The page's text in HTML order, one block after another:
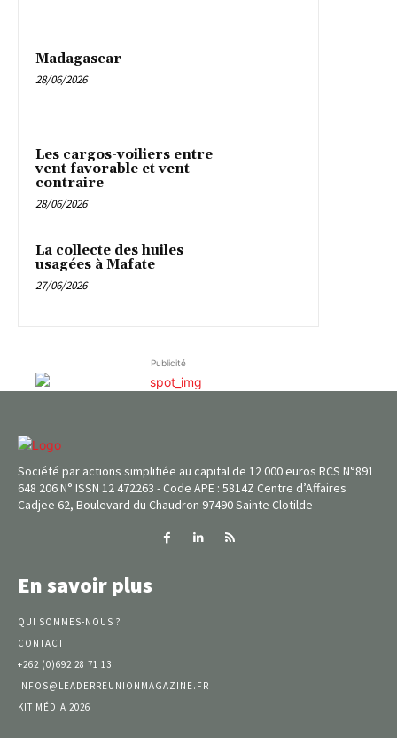
Madagascar
28/06/2026
Les cargos-voiliers entre
vent favorable et vent
contraire
28/06/2026
La collecte des huiles
usagées à Mafate
27/06/2026
Publicité
Société par actions simplifiée au capital de 12 000 euros RCS N°891
648 206 N° ISSN 12 472263 - Code APE : 5814Z Centre d’Affaires
Cadjee 62, Boulevard du Chaudron 97490 Sainte Clotilde
En savoir plus
QUI SOMMES-NOUS ?
CONTACT
+262 (0)692 28 71 13
INFOS@LEADERREUNIONMAGAZINE.FR
KIT MÉDIA 2026